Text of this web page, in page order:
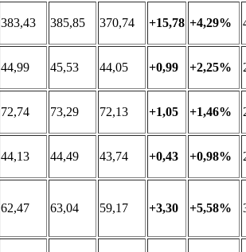
383,43 385,85 370,74 +15,78 +4,29%
44,99 45,53 44,05 +0,99 +2,25%
72,74 73,29 72,13 +1,05 +1,46%
44,13 44,49 43,74 +0,43 +0,98%
62,47 63,04 59,17 +3,30 +5,58%